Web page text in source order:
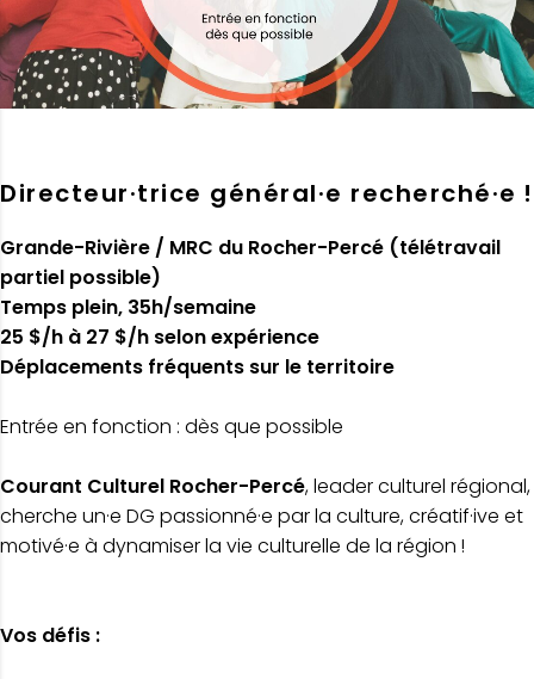
Directeur·trice général·e recherché·e !
Grande-Rivière / MRC du Rocher-Percé (télétravail
partiel possible)
Temps plein, 35h/semaine
25 $/h à 27 $/h selon expérience
Déplacements fréquents sur le territoire
Entrée en fonction : dès que possible
Courant Culturel Rocher-Percé, leader culturel régional,
cherche un·e DG passionné·e par la culture, créatif·ive et
motivé·e à dynamiser la vie culturelle de la région !
Vos défis :